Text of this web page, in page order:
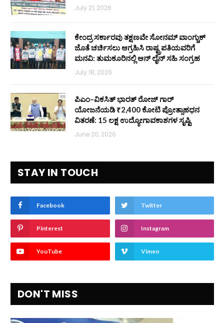
July 21, 2026
ಕೇಂದ್ರ ಸರ್ಕಾರವು ತಕ್ಷಣವೇ ಸೋನಮ್ ವಾಂಗ್ಚುಕ್
ಜೊತೆ ಚರ್ಚಿಸಲು ಆಗ್ರಹಿಸಿ ರಾಷ್ಟ್ರಪತಿಯವರಿಗೆ
ಮನವಿ: ತುಮಕೂರಿನಲ್ಲಿ ಆನ್‌ ಲೈನ್ ಸಹಿ ಸಂಗ್ರಹ
July 18, 2026
ಪಿಎಂ–ವಿಕಸಿತ್ ಭಾರತ್ ರೋಜ್‌ ಗಾರ್
ಯೋಜನೆಯಡಿ ₹2,400 ಕೋಟಿ ಪ್ರೋತ್ಸಾಹಧನ
ವಿತರಣೆ: 15 ಲಕ್ಷ ಉದ್ಯೋಗಾವಕಾಶಗಳ ಸೃಷ್ಟಿ
June 20, 2026
STAY IN TOUCH
Facebook Twitter
Pinterest Instagram
YouTube Vimeo
DON'T MISS